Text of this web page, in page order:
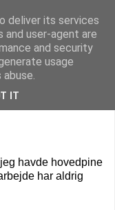
havde hovedpine
har aldrig
deliver its services
and user-agent are
and security
usage
IT